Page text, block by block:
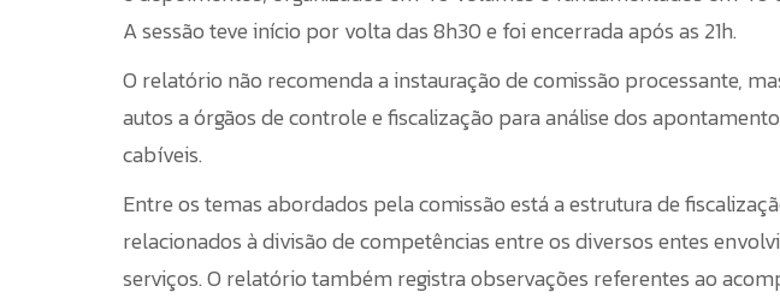
A sessão teve início por volta das 8h30 e foi encerrada após as 21h.
O relatório não recomenda a instauração de comissão processante,
autos a órgãos de controle e fiscalização para análise dos
cabíveis.
Entre os temas abordados pela comissão está a estrutura de
relacionados à divisão de competências entre os diversos entes
serviços. O relatório também registra observações referentes ao